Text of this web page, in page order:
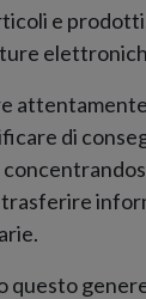
e
di
questo